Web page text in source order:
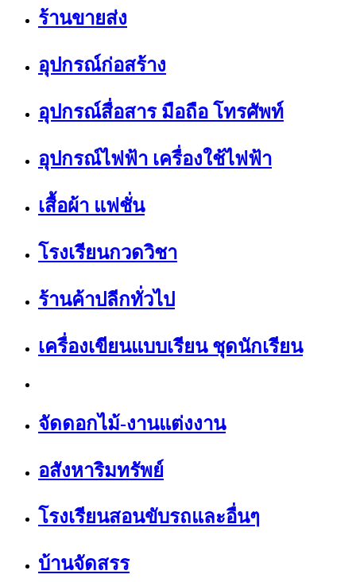
ร้านขายส่ง
อุปกรณ์ก่อสร้าง
อุปกรณ์สื่อสาร มือถือ โทรศัพท์
อุปกรณ์ไฟฟ้า เครื่องใช้ไฟฟ้า
เสื้อผ้า แฟชั่น
โรงเรียนกวดวิชา
ร้านค้าปลีกทั่วไป
เครื่องเขียนแบบเรียน ชุดนักเรียน
จัดดอกไม้-งานแต่งงาน
อสังหาริมทรัพย์
โรงเรียนสอนขับรถและอื่นๆ
บ้านจัดสรร